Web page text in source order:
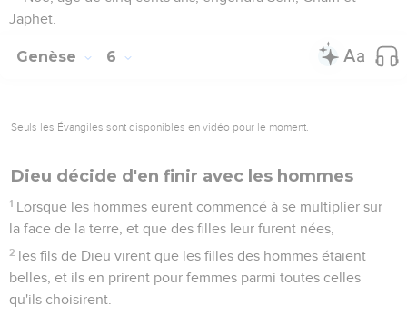
Japhet.
Genèse 6
Seuls les Évangiles sont disponibles en vidéo pour le moment.
Dieu décide d'en finir avec les hommes
1 Lorsque les hommes eurent commencé à se multiplier sur
la face de la terre, et que des filles leur furent nées,
2 les fils de Dieu virent que les filles des hommes étaient
belles, et ils en prirent pour femmes parmi toutes celles
qu'ils choisirent.